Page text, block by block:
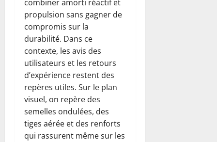
combiner amorti réactif et
propulsion sans gagner de
compromis sur la
durabilité. Dans ce
contexte, les avis des
utilisateurs et les retours
d’expérience restent des
repères utiles. Sur le plan
visuel, on repère des
semelles ondulées, des
tiges aérée et des renforts
qui rassurent même sur les